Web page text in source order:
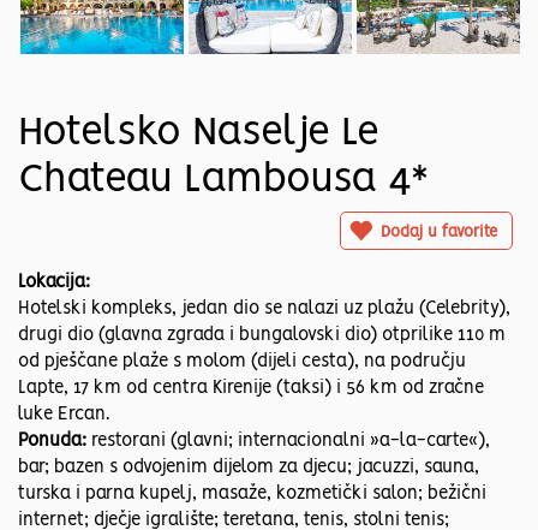
Hotelsko Naselje Le
Chateau Lambousa 4*
Dodaj u favorite
Lokacija:
Hotelski kompleks, jedan dio se nalazi uz plažu (Celebrity),
drugi dio (glavna zgrada i bungalovski dio) otprilike 110 m
od pješčane plaže s molom (dijeli cesta), na području
Lapte, 17 km od centra Kirenije (taksi) i 56 km od zračne
luke Ercan.
Ponuda: restorani (glavni; internacionalni »a-la-carte«),
bar; bazen s odvojenim dijelom za djecu; jacuzzi, sauna,
turska i parna kupelj, masaže, kozmetički salon; bežični
internet; dječje igralište; teretana, tenis, stolni tenis;